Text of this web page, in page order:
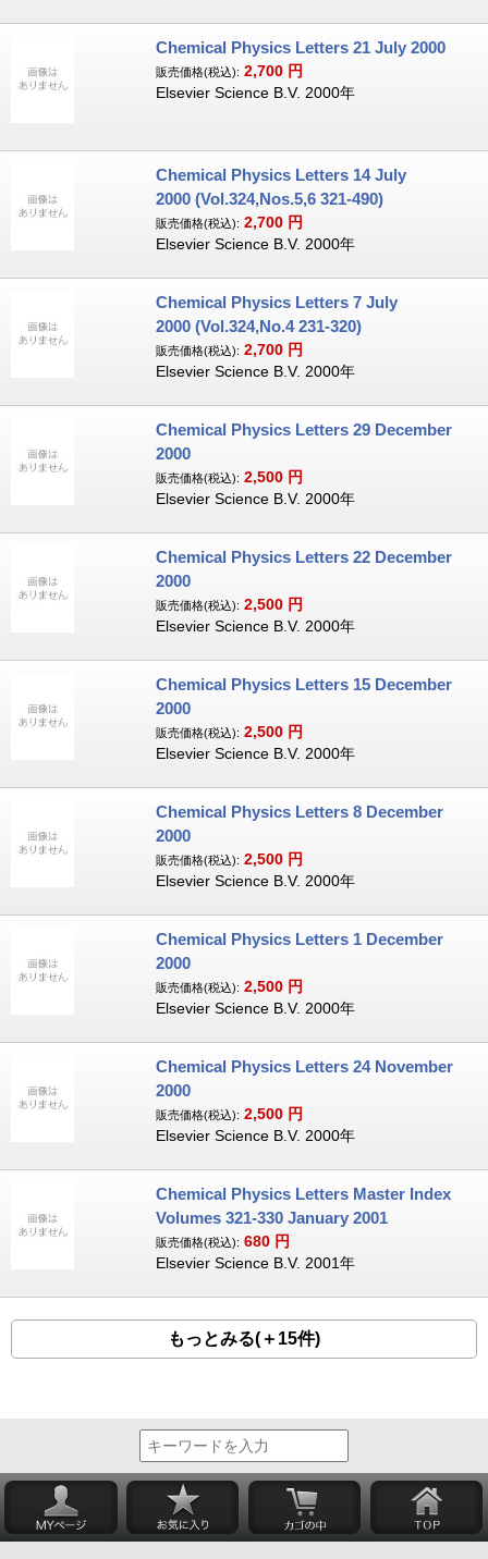
Chemical Physics Letters 21 July 2000
販売価格(税込): 2,700 円
Elsevier Science B.V. 2000年
Chemical Physics Letters 14 July
2000 (Vol.324,Nos.5,6 321-490)
販売価格(税込): 2,700 円
Elsevier Science B.V. 2000年
Chemical Physics Letters 7 July
2000 (Vol.324,No.4 231-320)
販売価格(税込): 2,700 円
Elsevier Science B.V. 2000年
Chemical Physics Letters 29 December
2000
販売価格(税込): 2,500 円
Elsevier Science B.V. 2000年
Chemical Physics Letters 22 December
2000
販売価格(税込): 2,500 円
Elsevier Science B.V. 2000年
Chemical Physics Letters 15 December
2000
販売価格(税込): 2,500 円
Elsevier Science B.V. 2000年
Chemical Physics Letters 8 December
2000
販売価格(税込): 2,500 円
Elsevier Science B.V. 2000年
Chemical Physics Letters 1 December
2000
販売価格(税込): 2,500 円
Elsevier Science B.V. 2000年
Chemical Physics Letters 24 November
2000
販売価格(税込): 2,500 円
Elsevier Science B.V. 2000年
Chemical Physics Letters Master Index
Volumes 321-330 January 2001
販売価格(税込): 680 円
Elsevier Science B.V. 2001年
もっとみる(＋15件)